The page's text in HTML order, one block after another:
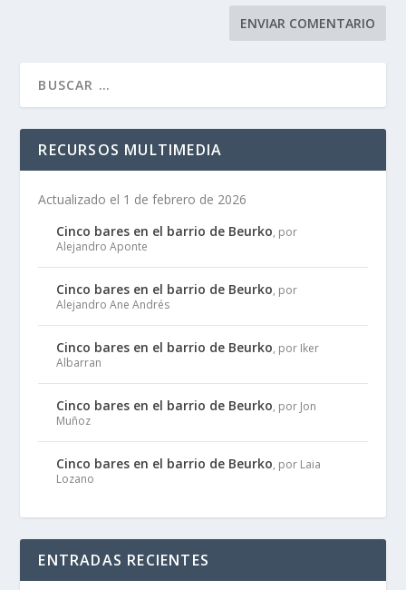
RECURSOS MULTIMEDIA
Actualizado el 1 de febrero de 2026
Cinco bares en el barrio de Beurko, por
Alejandro Aponte
Cinco bares en el barrio de Beurko, por
Alejandro Ane Andrés
Cinco bares en el barrio de Beurko, por Iker
Albarran
Cinco bares en el barrio de Beurko, por Jon
Muñoz
Cinco bares en el barrio de Beurko, por Laia
Lozano
ENTRADAS RECIENTES